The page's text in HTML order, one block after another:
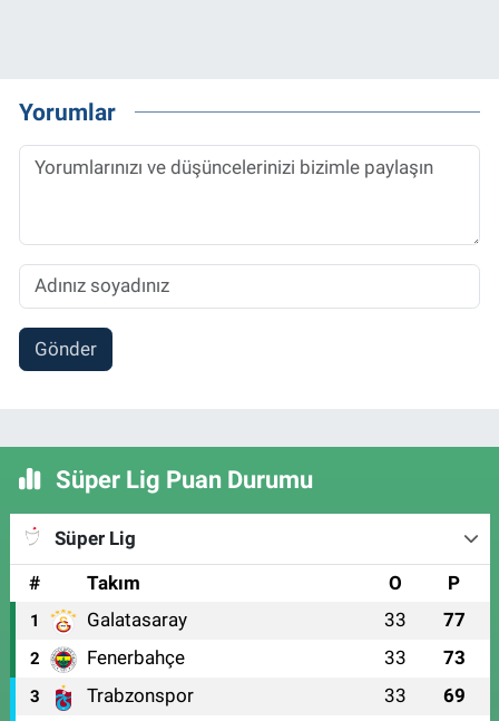
Yorumlar
Gönder
Süper Lig Puan Durumu
Süper Lig
#
Takım O P
1 Galatasaray 33 77
2 Fenerbahçe 33 73
3 Trabzonspor 33 69